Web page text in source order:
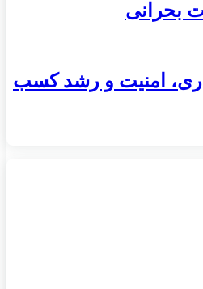
بحرانی
امنیت و رشد کسب‌